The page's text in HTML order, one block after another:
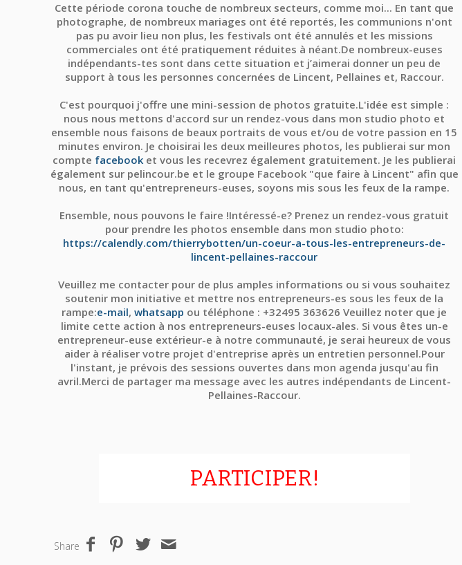
Cette période corona touche de nombreux secteurs, comme moi... En tant que
photographe, de nombreux mariages ont été reportés, les communions n'ont
pas pu avoir lieu non plus, les festivals ont été annulés et les missions
commerciales ont été pratiquement réduites à néant.De nombreux-euses
indépendants-tes sont dans cette situation et j’aimerai donner un peu de
support à tous les personnes concernées de Lincent, Pellaines et, Raccour.
C'est pourquoi j'offre une mini-session de photos gratuite.L'idée est simple :
nous nous mettons d'accord sur un rendez-vous dans mon studio photo et
ensemble nous faisons de beaux portraits de vous et/ou de votre passion en 15
minutes environ. Je choisirai les deux meilleures photos, les publierai sur mon
compte facebook et vous les recevrez également gratuitement. Je les publierai
également sur pelincour.be et le groupe Facebook "que faire à Lincent" afin que
nous, en tant qu'entrepreneurs-euses, soyons mis sous les feux de la rampe.
Ensemble, nous pouvons le faire !Intéressé-e? Prenez un rendez-vous gratuit
pour prendre les photos ensemble dans mon studio photo:
https://calendly.com/thierrybotten/un-coeur-a-tous-les-entrepreneurs-de-
lincent-pellaines-raccour
Veuillez me contacter pour de plus amples informations ou si vous souhaitez
soutenir mon initiative et mettre nos entrepreneurs-es sous les feux de la
rampe:e-mail, whatsapp ou téléphone : +32495 363626 Veuillez noter que je
limite cette action à nos entrepreneurs-euses locaux-ales. Si vous êtes un-e
entrepreneur-euse extérieur-e à notre communauté, je serai heureux de vous
aider à réaliser votre projet d'entreprise après un entretien personnel.Pour
l'instant, je prévois des sessions ouvertes dans mon agenda jusqu'au fin
avril.Merci de partager ma message avec les autres indépendants de Lincent-
Pellaines-Raccour.
PARTICIPER!
Share